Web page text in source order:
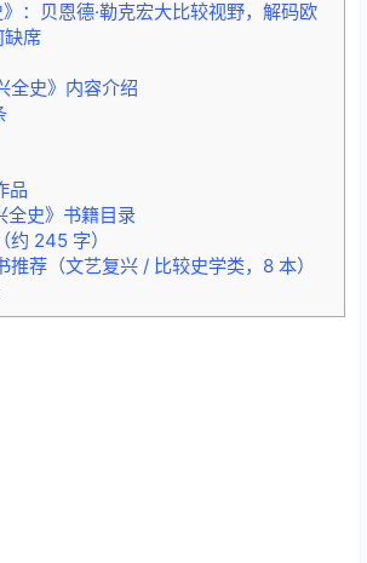
》：贝恩德·勒克宏大比较视野，解码欧
缺席
全史》内容介绍
品
全史》书籍目录
约 245 字）
推荐（文艺复兴 / 比较史学类，8 本）